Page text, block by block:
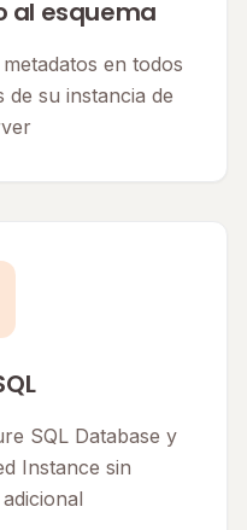
al esquema
en todos
de su instancia de
SQL Database y
Instance sin